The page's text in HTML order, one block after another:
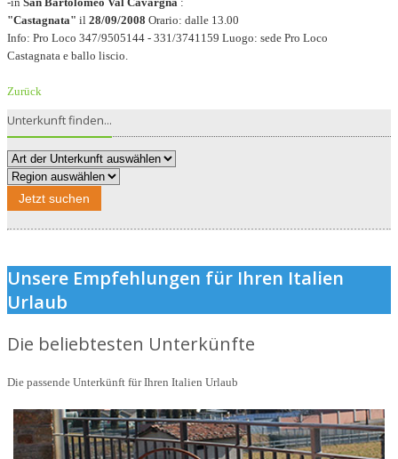
"Castagnata" il 28/09/2008 Orario: dalle 13.00
Info: Pro Loco 347/9505144 - 331/3741159 Luogo: sede Pro Loco
Castagnata e ballo liscio.
Zurück
Unterkunft finden...
Jetzt suchen
Unsere Empfehlungen für Ihren Italien
Urlaub
Die beliebtesten Unterkünfte
Die passende Unterkünft für Ihren Italien Urlaub